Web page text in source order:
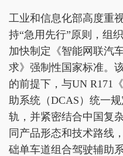
工业和信息化部高度重
持“急用先行”原则，组
加快制定《智能网联汽
求》强制性国家标准。
的前提下，与UN R171
助系统（DCAS）统一
轨，并紧密结合中国复
同产品形态和技术路线
础单车道组合驾驶辅助